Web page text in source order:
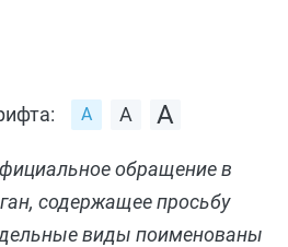
обращение в
содержащее просьбу
виды поименованы